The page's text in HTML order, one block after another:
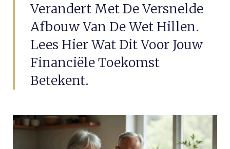
Verandert Met De Versnelde
Afbouw Van De Wet Hillen.
Lees Hier Wat Dit Voor Jouw
Financiële Toekomst
Betekent.